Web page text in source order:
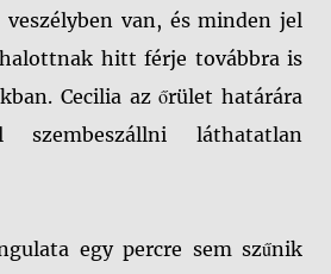
van, és minden jel
hitt férje továbbra is
Cecilia az őrület határára
szembeszállni láthatatlan
egy percre sem szűnik